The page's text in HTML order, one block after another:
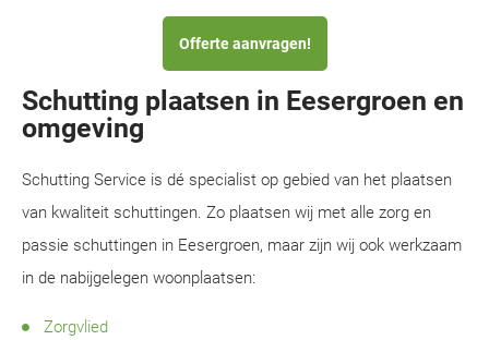
Offerte aanvragen!
Schutting plaatsen in Eesergroen en
omgeving
Schutting Service is dé specialist op gebied van het plaatsen
van kwaliteit schuttingen. Zo plaatsen wij met alle zorg en
passie schuttingen in Eesergroen, maar zijn wij ook werkzaam
in de nabijgelegen woonplaatsen:
Zorgvlied